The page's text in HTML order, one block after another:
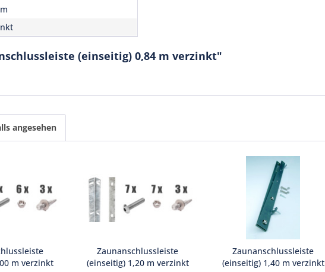
(einseitig) 0,84 m verzinkt"
angesehen
m verzinkt
Zaunanschlussleiste
(einseitig) 1,20 m verzinkt
Zaunanschlussleiste
(einseitig) 1,40 m verzinkt